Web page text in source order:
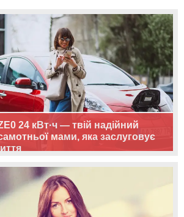
24 кВт·ч — твій надійний
мами, яка заслуговує